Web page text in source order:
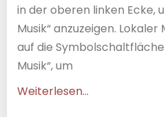
in der oberen linken Ecke,
Musik“ anzuzeigen. Lokaler
auf die
Musik“, um
Weiterlesen...